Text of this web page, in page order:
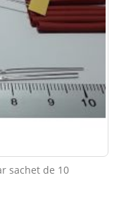
sachet de 10